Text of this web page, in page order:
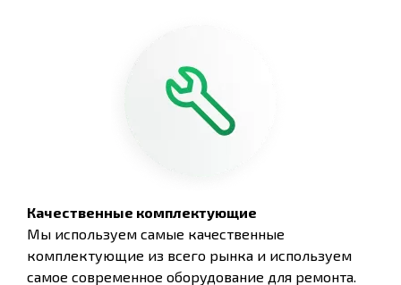
Качественные комплектующие
Мы используем самые качественные
комплектующие из всего рынка и используем
самое современное оборудование для ремонта.